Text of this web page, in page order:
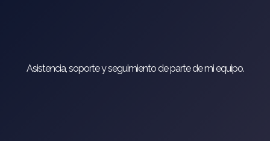
Asistencia, soporte y seguimiento de parte de mi equipo.